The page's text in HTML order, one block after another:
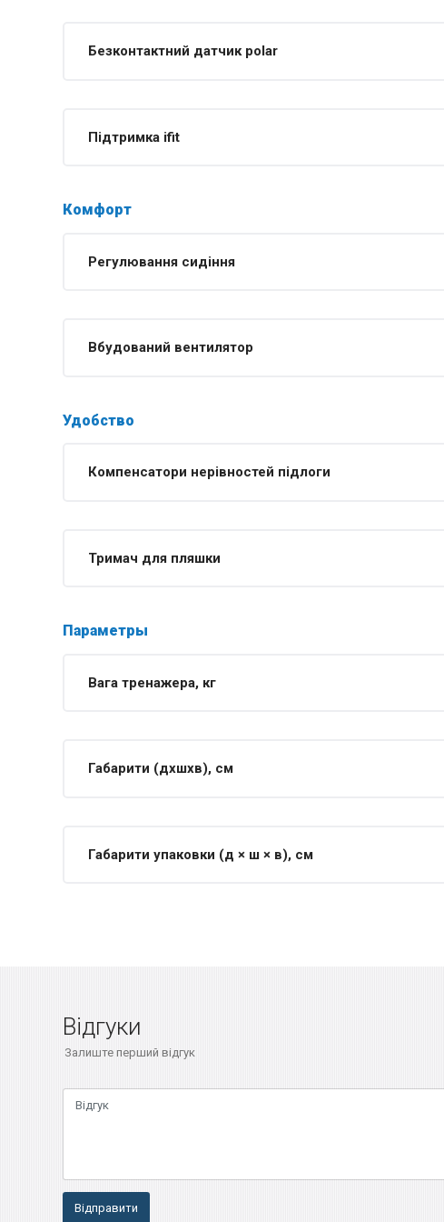
Безконтактний датчик polar
Підтримка ifit
Комфорт
Регулювання сидіння
Вбудований вентилятор
Удобство
Компенсатори нерівностей підлоги
Тримач для пляшки
Параметры
Вага тренажера, кг
Габарити (дхшхв), см
Габарити упаковки (д × ш × в), см
Відгуки
Залиште перший відгук
Відправити